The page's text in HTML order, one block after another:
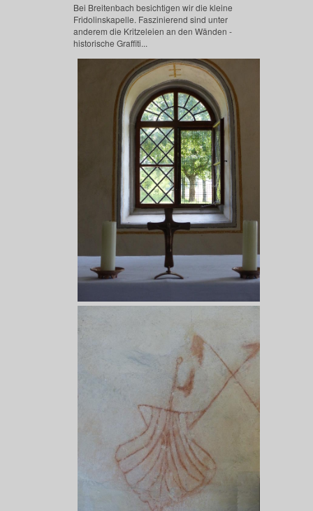
Bei Breitenbach besichtigen wir die kleine
Fridolinskapelle. Faszinierend sind unter
anderem die Kritzeleien an den Wänden -
historische Graffiti...